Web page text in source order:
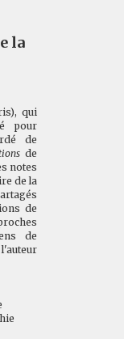
la
qui
pour
de
de
notes
de la
de
de